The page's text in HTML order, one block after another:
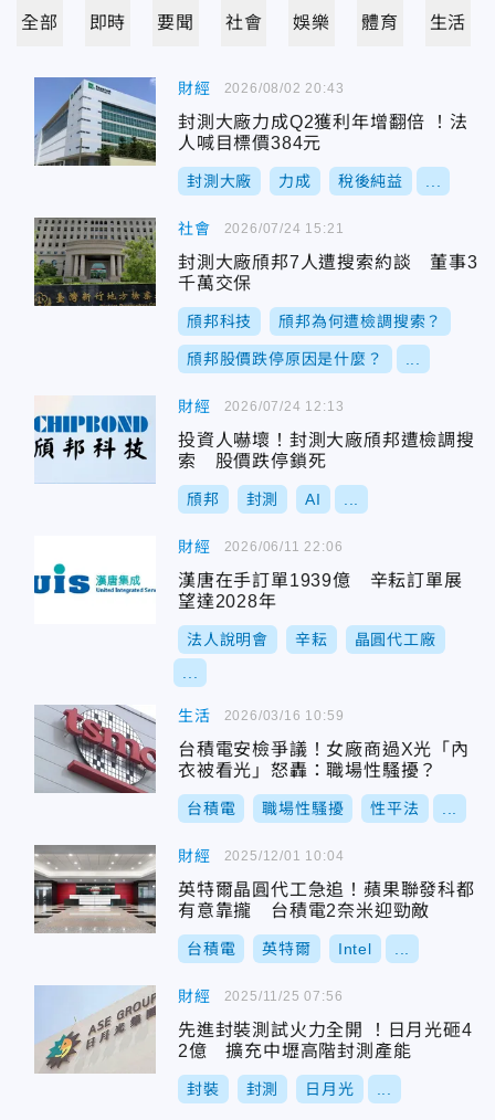
全部 即時 要聞 社會 娛樂 體育 生活
財經
封測大廠力成Q2獲利年增翻倍 ！法
人喊目標價384元
封測大廠 力成 稅後純益
2026/08/02 20:43
社會
封測大廠頎邦7人遭搜索約談 董事3
千萬交保
頎邦科技 頎邦為何遭檢調搜索？
頎邦股價跌停原因是什麼？
2026/07/24 15:21
財經
投資人嚇壞！封測大廠頎邦遭檢調搜
索 股價跌停鎖死
頎邦 封測 AI
2026/07/24 12:13
財經
漢唐在手訂單1939億 辛耘訂單展
望達2028年
法人說明會 辛耘 晶圓代工廠
2026/06/11 22:06
生活
台積電安檢爭議！女廠商過X光「內
衣被看光」怒轟：職場性騷擾？
台積電 職場性騷擾 性平法
2026/03/16 10:59
財經
英特爾晶圓代工急追！蘋果聯發科都
有意靠攏 台積電2奈米迎勁敵
台積電 英特爾 Intel
2025/12/01 10:04
財經
先進封裝測試火力全開 ！日月光砸4
2億 擴充中壢高階封測產能
封裝 封測 日月光
2025/11/25 07:56